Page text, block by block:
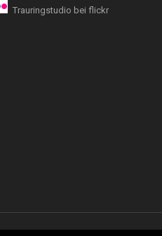
Trauringstudio bei flickr